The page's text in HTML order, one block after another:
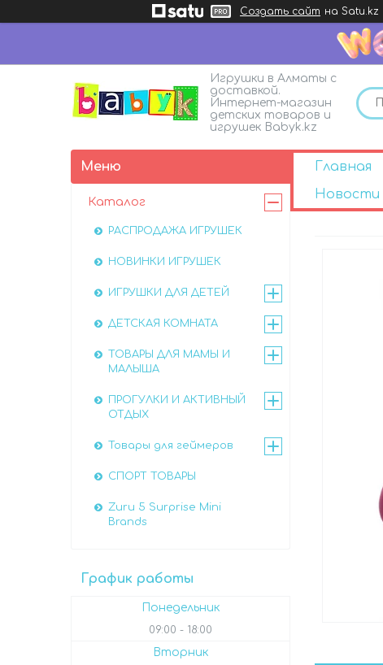
Создать сайт на Satu.kz
Игрушки в Алматы с
доставкой.
Интернет-магазин
детских товаров и
игрушек Babyk.kz
Главная
Новости
Каталог
РАСПРОДАЖА ИГРУШЕК
НОВИНКИ ИГРУШЕК
ИГРУШКИ ДЛЯ ДЕТЕЙ
ДЕТСКАЯ КОМНАТА
ТОВАРЫ ДЛЯ МАМЫ И
МАЛЫША
ПРОГУЛКИ И АКТИВНЫЙ
ОТДЫХ
Товары для геймеров
СПОРТ ТОВАРЫ
Zuru 5 Surprise Mini
Brands
График работы
Понедельник
09:00 18:00
Вторник